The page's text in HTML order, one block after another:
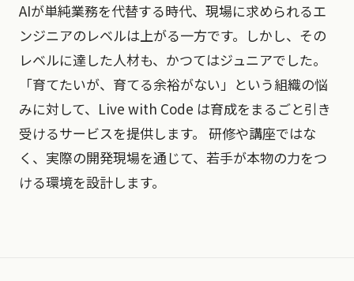
AIが単純業務を代替する時代、現場に求められるエ
ンジニアのレベルは上がる一方です。しかし、その
レベルに達した人材も、かつてはジュニアでした。
「育てたいが、育てる余裕がない」という組織の悩
みに対して、Live with Code は育成をまるごと引き
受けるサービスを提供します。 研修や講座ではな
く、実際の開発現場を通じて、若手が本物の力をつ
ける環境を設計します。